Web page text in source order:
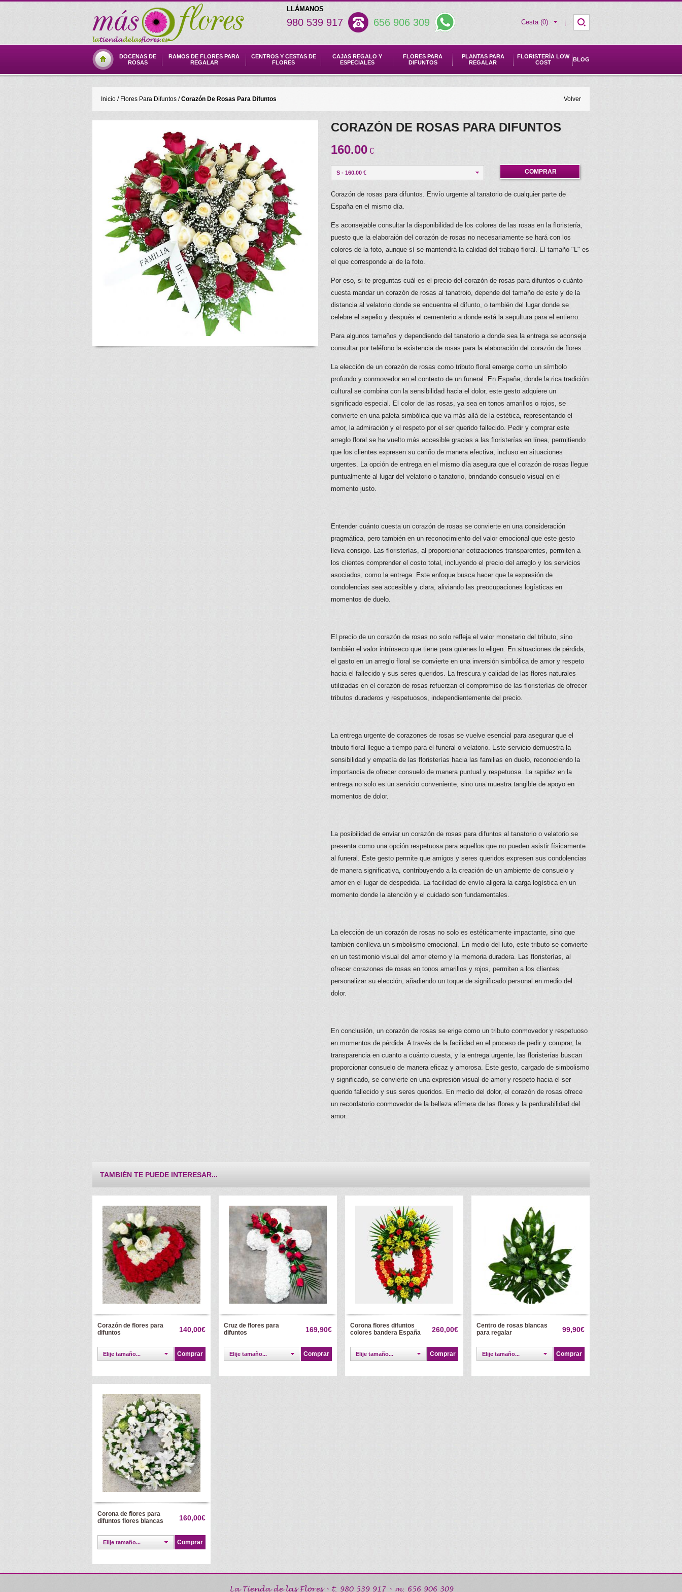
LLÁMANOS
980 539 917 656 906 309 Cesta (0)
DOCENAS DE
ROSAS
RAMOS DE FLORES PARA
REGALAR
CENTROS Y CESTAS DE
FLORES
CAJAS REGALO Y
ESPECIALES
FLORES PARA
DIFUNTOS
PLANTAS PARA
REGALAR
FLORISTERÍA LOW
COST
BLOG
Inicio / Flores Para Difuntos /Corazón De Rosas Para Difuntos Volver
CORAZÓN DE ROSAS PARA DIFUNTOS
160.00 €
S - 160.00 € COMPRAR
Corazón de rosas para difuntos. Envío urgente al tanatorio de cualquier parte de
España en el mismo día.
Es aconsejable consultar la disponibilidad de los colores de las rosas en la floristería,
puesto que la elaboraión del corazón de rosas no necesariamente se hará con los
colores de la foto, aunque sí se mantendrá la calidad del trabajo floral. El tamaño "L" es
el que corresponde al de la foto.
Por eso, si te preguntas cuál es el precio del corazón de rosas para difuntos o cuánto
cuesta mandar un corazón de rosas al tanatroio, depende del tamaño de este y de la
distancia al velatorio donde se encuentra el difunto, o también del lugar donde se
celebre el sepelio y después el cementerio a donde está la sepultura para el entierro.
Para algunos tamaños y dependiendo del tanatorio a donde sea la entrega se aconseja
consultar por teléfono la existencia de rosas para la elaboración del corazón de flores.
La elección de un corazón de rosas como tributo floral emerge como un símbolo
profundo y conmovedor en el contexto de un funeral. En España, donde la rica tradición
cultural se combina con la sensibilidad hacia el dolor, este gesto adquiere un
significado especial. El color de las rosas, ya sea en tonos amarillos o rojos, se
convierte en una paleta simbólica que va más allá de la estética, representando el
amor, la admiración y el respeto por el ser querido fallecido. Pedir y comprar este
arreglo floral se ha vuelto más accesible gracias a las floristerías en línea, permitiendo
que los clientes expresen su cariño de manera efectiva, incluso en situaciones
urgentes. La opción de entrega en el mismo día asegura que el corazón de rosas llegue
puntualmente al lugar del velatorio o tanatorio, brindando consuelo visual en el
momento justo.
Entender cuánto cuesta un corazón de rosas se convierte en una consideración
pragmática, pero también en un reconocimiento del valor emocional que este gesto
lleva consigo. Las floristerías, al proporcionar cotizaciones transparentes, permiten a
los clientes comprender el costo total, incluyendo el precio del arreglo y los servicios
asociados, como la entrega. Este enfoque busca hacer que la expresión de
condolencias sea accesible y clara, aliviando las preocupaciones logísticas en
momentos de duelo.
El precio de un corazón de rosas no solo refleja el valor monetario del tributo, sino
también el valor intrínseco que tiene para quienes lo eligen. En situaciones de pérdida,
el gasto en un arreglo floral se convierte en una inversión simbólica de amor y respeto
hacia el fallecido y sus seres queridos. La frescura y calidad de las flores naturales
utilizadas en el corazón de rosas refuerzan el compromiso de las floristerías de ofrecer
tributos duraderos y respetuosos, independientemente del precio.
La entrega urgente de corazones de rosas se vuelve esencial para asegurar que el
tributo floral llegue a tiempo para el funeral o velatorio. Este servicio demuestra la
sensibilidad y empatía de las floristerías hacia las familias en duelo, reconociendo la
importancia de ofrecer consuelo de manera puntual y respetuosa. La rapidez en la
entrega no solo es un servicio conveniente, sino una muestra tangible de apoyo en
momentos de dolor.
La posibilidad de enviar un corazón de rosas para difuntos al tanatorio o velatorio se
presenta como una opción respetuosa para aquellos que no pueden asistir físicamente
al funeral. Este gesto permite que amigos y seres queridos expresen sus condolencias
de manera significativa, contribuyendo a la creación de un ambiente de consuelo y
amor en el lugar de despedida. La facilidad de envío aligera la carga logística en un
momento donde la atención y el cuidado son fundamentales.
La elección de un corazón de rosas no solo es estéticamente impactante, sino que
también conlleva un simbolismo emocional. En medio del luto, este tributo se convierte
en un testimonio visual del amor eterno y la memoria duradera. Las floristerías, al
ofrecer corazones de rosas en tonos amarillos y rojos, permiten a los clientes
personalizar su elección, añadiendo un toque de significado personal en medio del
dolor.
En conclusión, un corazón de rosas se erige como un tributo conmovedor y respetuoso
en momentos de pérdida. A través de la facilidad en el proceso de pedir y comprar, la
transparencia en cuanto a cuánto cuesta, y la entrega urgente, las floristerías buscan
proporcionar consuelo de manera eficaz y amorosa. Este gesto, cargado de simbolismo
y significado, se convierte en una expresión visual de amor y respeto hacia el ser
querido fallecido y sus seres queridos. En medio del dolor, el corazón de rosas ofrece
un recordatorio conmovedor de la belleza efímera de las flores y la perdurabilidad del
amor.
TAMBIÉN TE PUEDE INTERESAR...
Corazón de flores para
difuntos
140,00€
Elije tamaño... Comprar
Cruz de flores para
difuntos
169,90€
Elije tamaño... Comprar
Corona flores difuntos
colores bandera España
260,00€
Elije tamaño... Comprar
Centro de rosas blancas
para regalar
99,90€
Elije tamaño... Comprar
Corona de flores para
difuntos flores blancas
160,00€
Elije tamaño... Comprar
La Tienda de las Flores- t. 980 539 917- m. 656 906 309